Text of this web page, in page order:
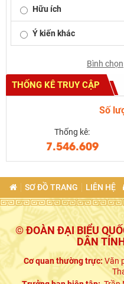
Hữu ích
Ý kiến khác
Bình chọn
THỐNG KÊ TRUY CẬP
Số
Thống kê:
7.546.609
SƠ ĐỒ TRANG LIÊN HỆ
© ĐOÀN ĐẠI BIỂU
DÂN
Cơ quan thường trực:Văn